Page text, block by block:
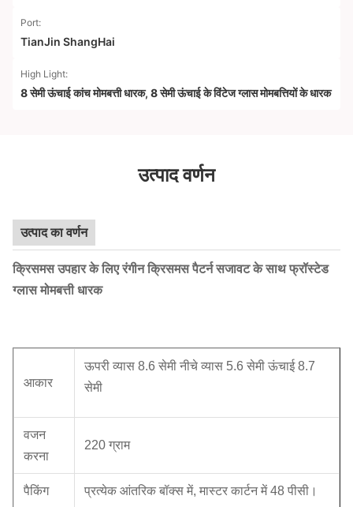
Port:
TianJin ShangHai
High Light:
8 सेमी ऊंचाई कांच मोमबत्ती धारक, 8 सेमी ऊंचाई के विंटेज ग्लास मोमबत्तियों के धारक
उत्पाद वर्णन
उत्पाद का वर्णन
क्रिसमस उपहार के लिए रंगीन क्रिसमस पैटर्न सजावट के साथ फ्रॉस्टेड
ग्लास मोमबत्ती धारक
आकार
ऊपरी व्यास 8.6 सेमी नीचे व्यास 5.6 सेमी ऊंचाई 8.7
सेमी
वजन
करना
220 ग्राम
पैकिंग प्रत्येक आंतरिक बॉक्स में, मास्टर कार्टन में 48 पीसी।